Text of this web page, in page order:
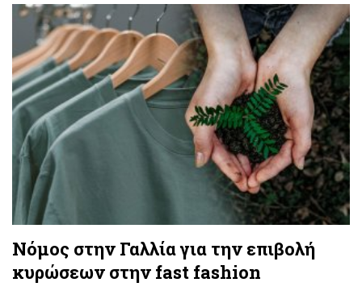
Νόμος στην Γαλλία για την επιβολή
κυρώσεων στην fast fashion